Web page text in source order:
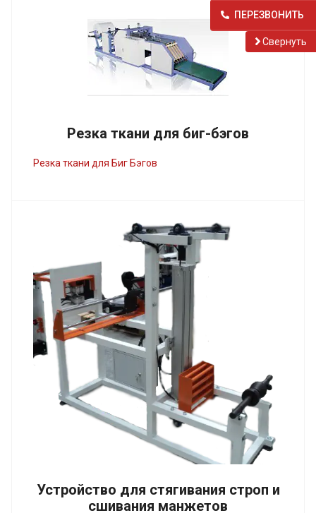
Резка ткани для биг-бэгов
Резка ткани для Биг Бэгов
Устройство для стягивания строп и
сшивания манжетов
ПЕРЕЗВОНИТЬ
Cвернуть